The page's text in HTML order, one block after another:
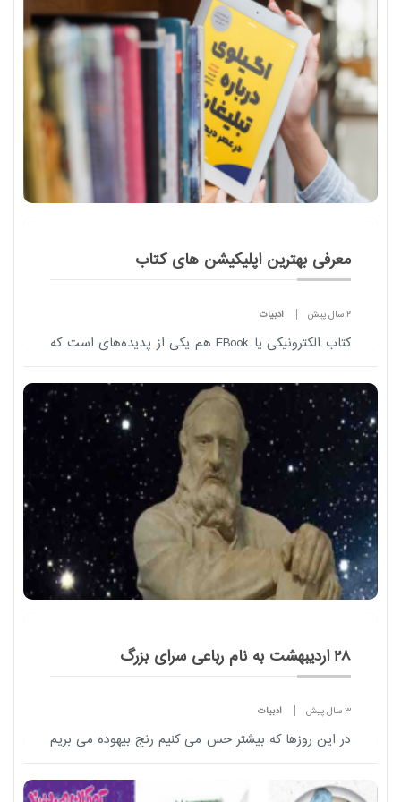
از لحظات انسانی، چنان در هم تنیده می‌شوند که مرز
میان آن‌ها محو می‌گردد.​
معرفی مجلات معتبر مد و فشن در دنیا
ادبیات
مجلات مد طیف وسیع و گسترده‌ای را شامل
می شود که نه تنها علاقه‌مندان به دنیای مد و
متخصصین حوزه‌ی فشن، بلکه جامعه ‌شناسان
و حتی روان‌ شناسان نیاز به مطالعه آن ها...
معرفی بهترین اپلیکیشن های کتاب
2 سال پیش ادبیات
کتاب الکترونیکی یا EBook هم یکی از پدیده‌های است که
مراجعه به فروشگاه کتاب ترجیح می‌دهن...
28 اردیبهشت به نام رباعی سرای بزرگ
3 سال پیش ادبیات
در این روزها که بیشتر حس می کنیم رنج بیهوده می بریم
خیام: دوزخ، شرری ز رنج بیهودۀ ماست/ فردوس، دمی ز